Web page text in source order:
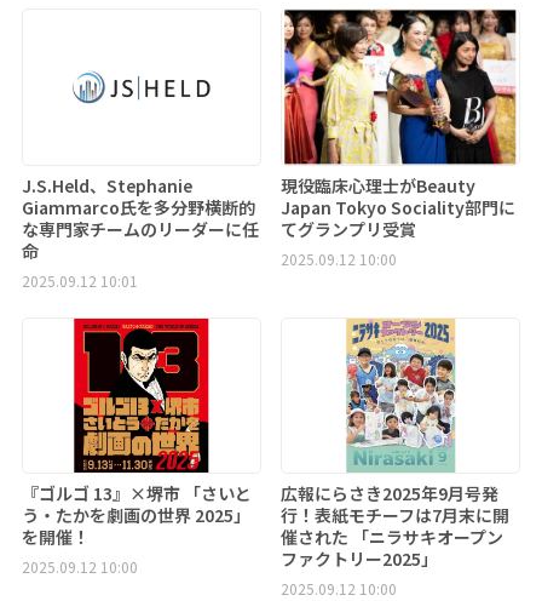
J.S.Held、Stephanie
Giammarco氏を多分野横断的
な専門家チームのリーダーに任
命
2025.09.12 10:01
現役臨床心理士がBeauty
Japan Tokyo Sociality部門に
てグランプリ受賞
2025.09.12 10:00
『ゴルゴ 13』×堺市 「さいと
う・たかを劇画の世界 2025」
を開催！
2025.09.12 10:00
広報にらさき2025年9月号発
行！表紙モチーフは7月末に開
催された 「ニラサキオープン
ファクトリー2025」
2025.09.12 10:00